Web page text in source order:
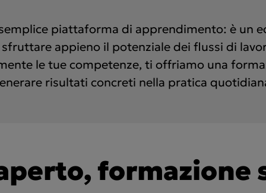
piattaforma di apprendimento: è un
appieno il potenziale dei flussi di
le tue competenze, ti offriamo una
risultati concreti nella pratica
formazione